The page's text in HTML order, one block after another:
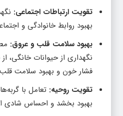
تقویت ارتباطات اجتماعی:
بهبود روابط خانوادگی و
بهبود سلامت قلب و عروق:
نگهداری از حیوانات خانگی،
فشار خون و بهبود سلامت
تقویت روحیه: تعامل با
بهبود بخشد و احساس شادی